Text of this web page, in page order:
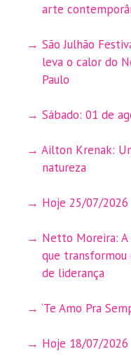
arte
São Julhão
leva o calor do
Paulo
Sábado: 01 de
Ailton Krenak:
natureza
Hoje 25/07/2026
Netto Moreira:
que
de liderança
‘Te Amo Pra
Hoje 18/07/2026